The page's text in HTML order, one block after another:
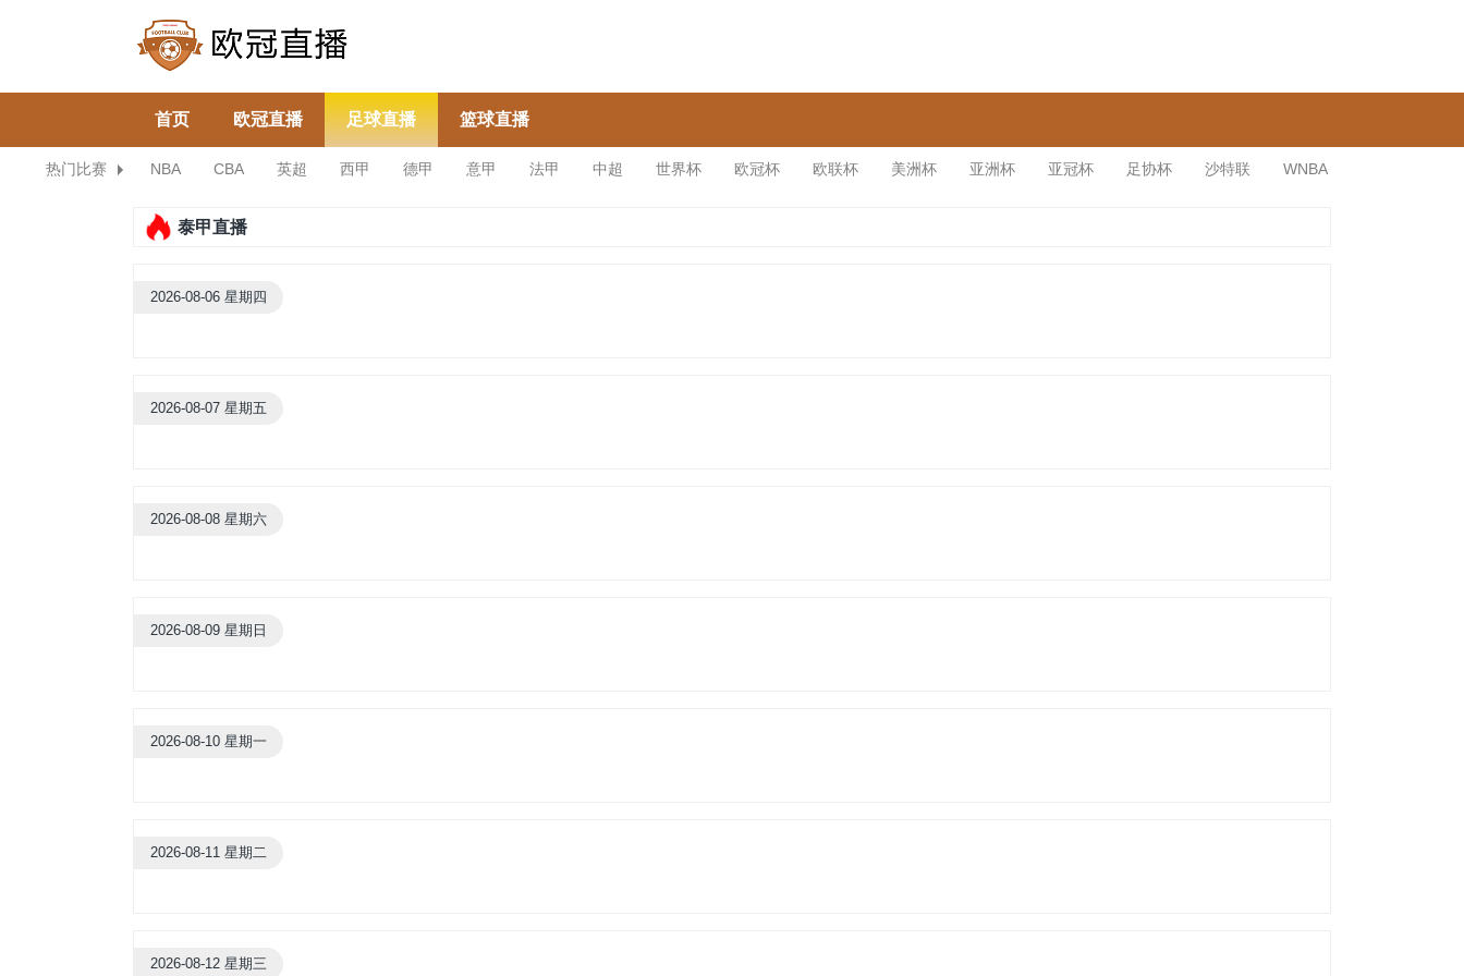
首页 欧冠直播 足球直播 篮球直播
热门比赛 NBA CBA 英超 西甲 德甲 意甲 法甲 中超 世界杯 欧冠杯 欧联杯 美洲杯 亚洲杯 亚冠杯 足协杯 沙特联 WNBA
泰甲直播
2026-08-06 星期四
2026-08-07 星期五
2026-08-08 星期六
2026-08-09 星期日
2026-08-10 星期一
2026-08-11 星期二
2026-08-12 星期三